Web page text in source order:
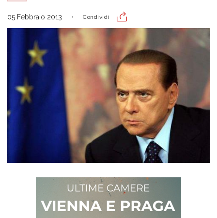
05 Febbraio 2013 Condividi